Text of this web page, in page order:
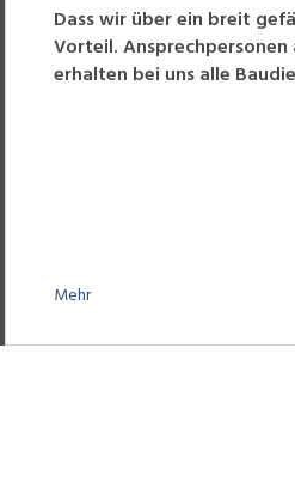
Dass wir über ein breit
Vorteil.
erhalten bei uns alle
Mehr